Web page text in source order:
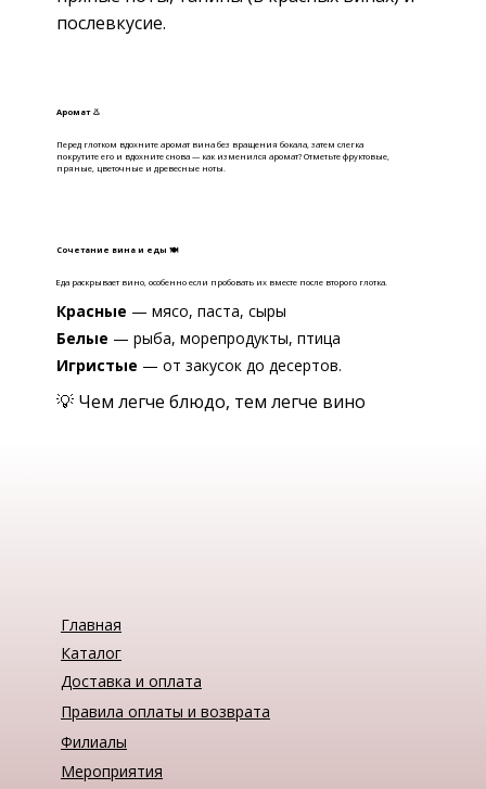
послевкусие.
Аромат 👃
Перед глотком вдохните аромат вина без вращения бокала, затем слегка
покрутите его и вдохните снова — как изменился аромат? Отметьте фруктовые,
пряные, цветочные и древесные ноты.
Сочетание вина и еды 🍽
Еда раскрывает вино, особенно если пробовать их вместе после второго глотка.
Красные — мясо, паста, сыры
Белые — рыба, морепродукты, птица
Игристые — от закусок до десертов.
💡 Чем легче блюдо, тем легче вино
Главная
Каталог
Доставка и оплата
Правила оплаты и возврата
Филиалы
Мероприятия